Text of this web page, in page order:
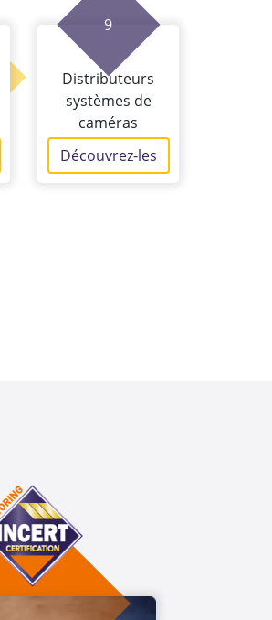
9
Distributeurs
systèmes de
caméras
Découvrez-les